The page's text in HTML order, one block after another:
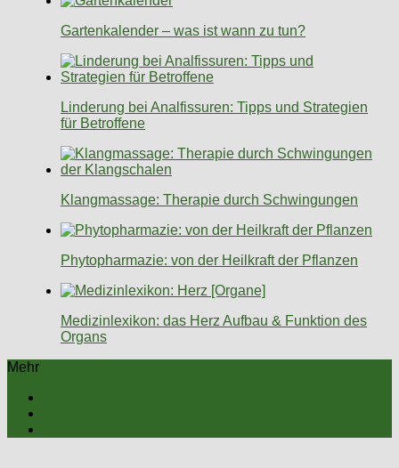
Gartenkalender – was ist wann zu tun?
Linderung bei Analfissuren: Tipps und Strategien
für Betroffene
Klangmassage: Therapie durch Schwingungen
Phytopharmazie: von der Heilkraft der Pflanzen
Medizinlexikon: das Herz Aufbau & Funktion des
Organs
Mehr